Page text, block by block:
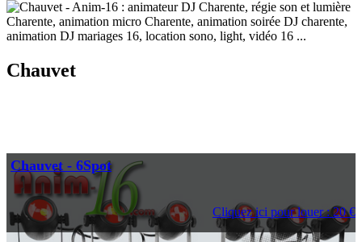
Chauvet
Chauvet - 6Spot
Cliquez ici pour louer : 20 €